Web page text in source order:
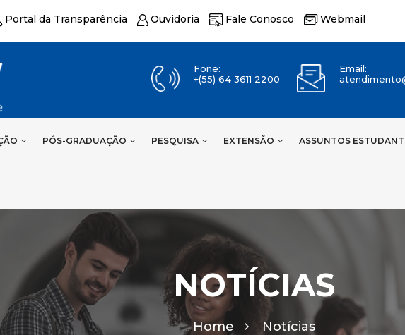
Portal da Transparência Ouvidoria Fale Conosco Webmail
Fone:
+(55) 64 3611 2200
Email:
PÓS-GRADUAÇÃO PESQUISA EXTENSÃO ASSUNTOS
NOTÍCIAS
Home Notícias